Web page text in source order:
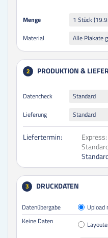
Menge 1 Stück
Menge
Material
2 PRODUKTION &
Datencheck
Standard
Lieferung
Standard
Liefertermin: Express:
3 DRUCKDATEN
Datenübergabe Upload
Keine Daten